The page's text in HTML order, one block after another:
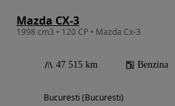
Mazda CX-3
1998 cm3 • 120 CP • Mazda Cx-3
47 515 km Benzina
Bucuresti (Bucuresti)